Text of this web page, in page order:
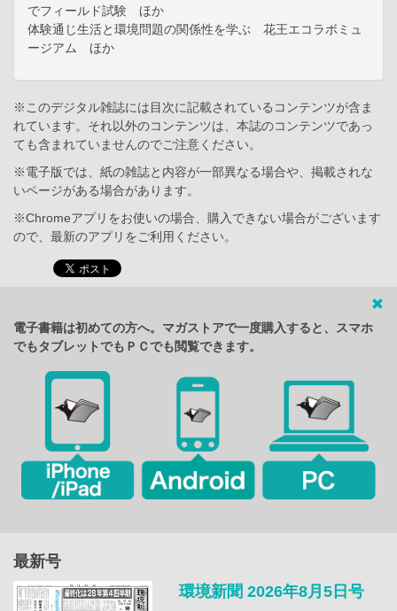
でフィールド試験 ほか
体験通じ生活と環境問題の関係性を学ぶ 花王エコラボミュ
ージアム ほか
※このデジタル雑誌には目次に記載されているコンテンツが含ま
れています。それ以外のコンテンツは、本誌のコンテンツであっ
ても含まれていませんのでご注意ください。
※電子版では、紙の雑誌と内容が一部異なる場合や、掲載されな
いページがある場合があります。
※Chromeアプリをお使いの場合、購入できない場合がございます
ので、最新のアプリをご利用ください。
電子書籍は初めての方へ。マガストアで一度購入すると、スマホ
でもタブレットでもＰＣでも閲覧できます。
最新号
環境新聞 2026年8月5日号